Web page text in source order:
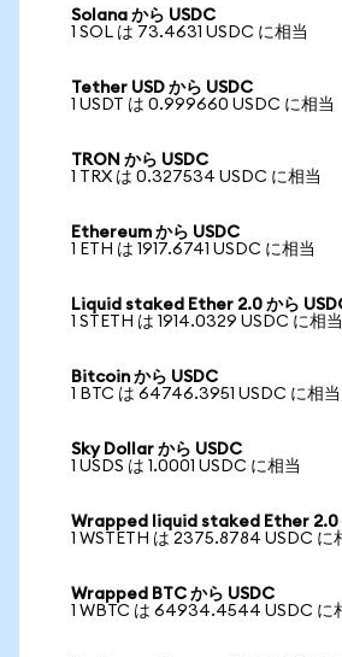
Solana から USDC
1 SOL は 73.4631 USDC に相当
Tether USD から USDC
1 USDT は 0.999660 USDC に相当
TRON から USDC
1 TRX は 0.327534 USDC に相当
Ethereum から USDC
1 ETH は 1917.6741 USDC に相当
Liquid staked Ether 2.0 から
1 STETH は 1914.0329 USDC に相当
Bitcoin から USDC
1 BTC は 64746.3951 USDC に相当
Sky Dollar から USDC
1 USDS は 1.0001 USDC に相当
Wrapped liquid staked Ether 2.0
1 WSTETH は 2375.8784 USDC に
Wrapped BTC から USDC
1 WBTC は 64934.4544 USDC に